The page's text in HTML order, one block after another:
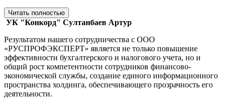
Читать полностью
УК "Конкорд" Султанбаев Артур
Результатом нашего сотрудничества с ООО
«РУСПРОФЭКСПЕРТ» является не только повышение
эффективности бухгалтерского и налогового учета, но и
общий рост компетентности сотрудников финансово-
экономической службы, создание единого информационного
пространства холдинга, обеспечивающего прозрачность его
деятельности.